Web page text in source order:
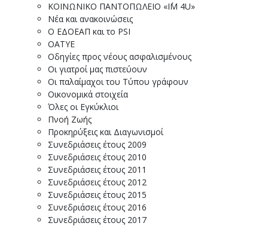
ΚΟΙΝΩΝΙΚΟ ΠΑΝΤΟΠΩΛΕΙΟ «I΄M 4U»
Νέα και ανακοινώσεις
Ο ΕΔΟΕΑΠ και το PSI
ΟΑΤΥΕ
Οδηγίες προς νέους ασφαλισμένους
Οι γιατροί μας πιστεύουν
Οι παλαίμαχοι του Τύπου γράφουν
Οικονομικά στοιχεία
Όλες οι Εγκύκλιοι
Πνοή Ζωής
Προκηρύξεις και Διαγωνισμοί
Συνεδριάσεις έτους 2009
Συνεδριάσεις έτους 2010
Συνεδριάσεις έτους 2011
Συνεδριάσεις έτους 2012
Συνεδριάσεις έτους 2015
Συνεδριάσεις έτους 2016
Συνεδριάσεις έτους 2017